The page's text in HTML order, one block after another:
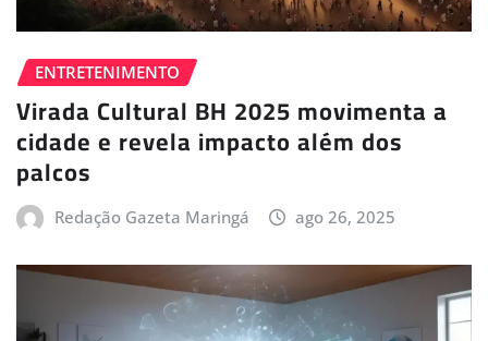
ENTRETENIMENTO
Virada Cultural BH 2025 movimenta a
cidade e revela impacto além dos
palcos
Redação Gazeta Maringá ago 26, 2025